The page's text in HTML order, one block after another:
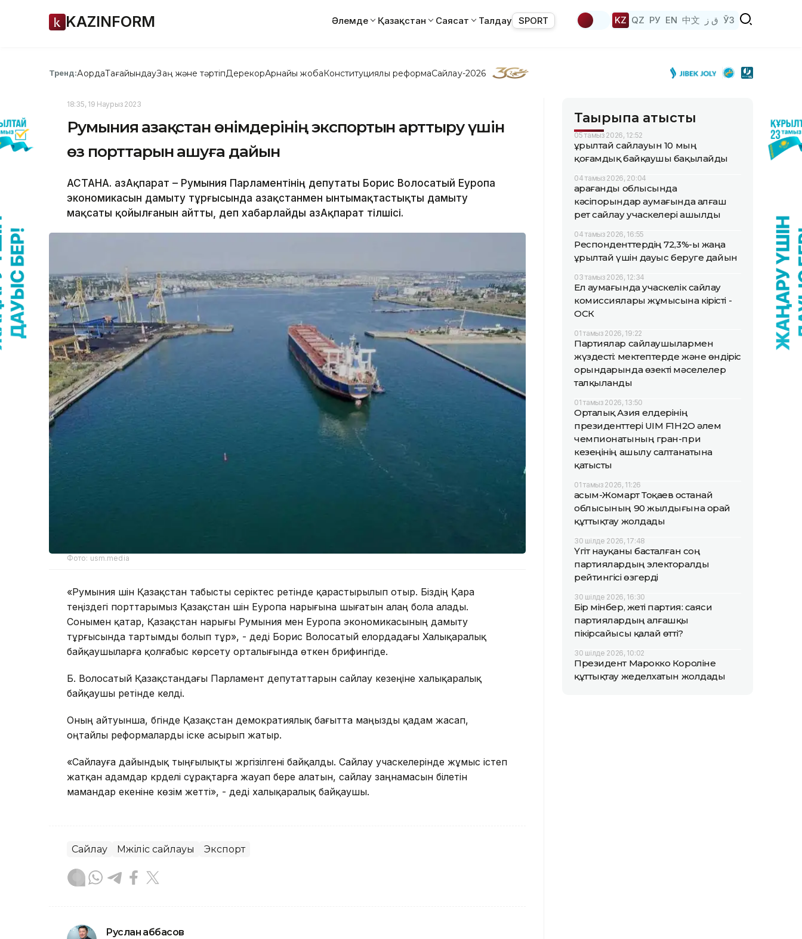
KAZINFORM Әлемде Қазақстан Саясат Талдау SPORT KZ QZ РУ EN 中文 ق ز ЎЗ
Тренд:АқордаТағайындауЗаң және тәртіпДерекқорАрнайы жобаКонституциялық реформаСайлау-2026
18:35, 19 Наурыз 2023
Румыния Қазақстан өнімдерінің экспортын арттыру үшін
өз порттарын ашуға дайын
АСТАНА. ҚазАқпарат – Румыния Парламентінің депутаты Борис Волосатый Еуропа
экономикасын дамыту тұрғысында Қазақстанмен ынтымақтастықты дамыту
мақсаты қойылғанын айтты, деп хабарлайды ҚазАқпарат тілшісі.
Фото: usm.media
«Румыния үшін Қазақстан табысты серіктес ретінде қарастырылып отыр. Біздің Қара
теңіздегі порттарымыз Қазақстан үшін Еуропа нарығына шығатын алаң бола алады.
Сонымен қатар, Қазақстан нарығы Румыния мен Еуропа экономикасының дамыту
тұрғысында тартымды болып тұр», - деді Борис Волосатый елордадағы Халықаралық
байқаушыларға қолғабыс көрсету орталығында өткен брифингіде.
Б. Волосатый Қазақстандағы Парламент депутаттарын сайлау кезеңіне халықаралық
байқаушы ретінде келді.
Оның айтуынша, бүгінде Қазақстан демократиялық бағытта маңызды қадам жасап,
оңтайлы реформаларды іске асырып жатыр.
«Сайлауға дайындық тыңғылықты жүргізілгені байқалды. Сайлау учаскелерінде жұмыс істеп
жатқан адамдар күрделі сұрақтарға жауап бере алатын, сайлау заңнамасын білетін
мамандар екеніне көзім жетті», - деді халықаралық байқаушы.
Сайлау Мәжіліс сайлауы Экспорт
Руслан Ғаббасов
Тақырыпқа қатысты
05 тамыз 2026, 12:52
Құрылтай сайлауын 10 мың
қоғамдық байқаушы бақылайды
04 тамыз 2026, 20:04
Қарағанды облысында
кәсіпорындар аумағында алғаш
рет сайлау учаскелері ашылды
04 тамыз 2026, 16:55
Респонденттердің 72,3%-ы жаңа
Құрылтай үшін дауыс беруге дайын
03 тамыз 2026, 12:34
Ел аумағында учаскелік сайлау
комиссиялары жұмысына кірісті -
ОСК
01 тамыз 2026, 19:22
Партиялар сайлаушылармен
жүздесті: мектептерде және өндіріс
орындарында өзекті мәселелер
талқыланды
01 тамыз 2026, 13:50
Орталық Азия елдерінің
президенттері UIM F1H2O әлем
чемпионатының гран-при
кезеңінің ашылу салтанатына
қатысты
01 тамыз 2026, 11:26
Қасым-Жомарт Тоқаев Қостанай
облысының 90 жылдығына орай
құттықтау жолдады
30 шілде 2026, 17:48
Үгіт науқаны басталған соң
партиялардың электоралды
рейтингісі өзгерді
30 шілде 2026, 16:30
Бір мінбер, жеті партия: саяси
партиялардың алғашқы
пікірсайысы қалай өтті?
30 шілде 2026, 10:02
Президент Марокко Короліне
құттықтау жеделхатын жолдады